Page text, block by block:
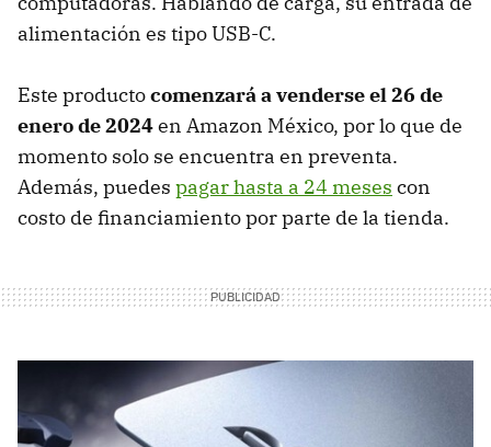
alimentación es tipo USB-C.
Este productocomenzará a venderse el 26 de
enero de 2024en Amazon México, por lo que de
momento solo se encuentra en preventa.
Además, puedes pagar hasta a 24 meses con
costo de financiamiento por parte de la tienda.